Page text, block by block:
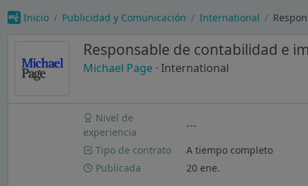
Inicio Publicidad y Comunicación International
Responsable de contabilidad e
Michael Page · International
Nivel de
experiencia
---
Tipo de contrato
A tiempo completo
Publicada
20 ene.